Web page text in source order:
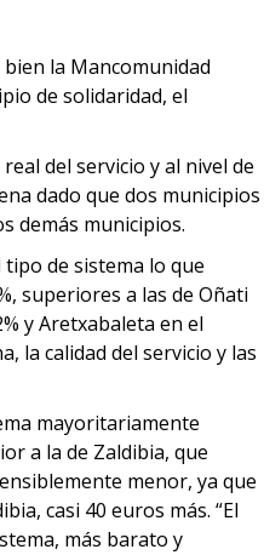
la Mancomunidad
de solidaridad, el
del servicio y al nivel de
dado que dos municipios
demás municipios.
tipo de sistema lo que
superiores a las de Oñati
y Aretxabaleta en el
la calidad del servicio y las
mayoritariamente
a la de Zaldibia, que
menor, ya que
casi 40 euros más. “El
más barato y